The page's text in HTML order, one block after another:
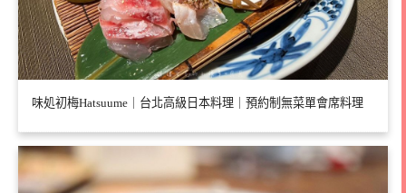
味処初梅Hatsuume｜台北高級日本料理｜預約制無菜單會席料理